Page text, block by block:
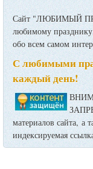
Сайт "ЛЮБИМЫЙ
любимому
обо всем самом
С любимыми
каждый день!
материалов сайта, а
индексируемая